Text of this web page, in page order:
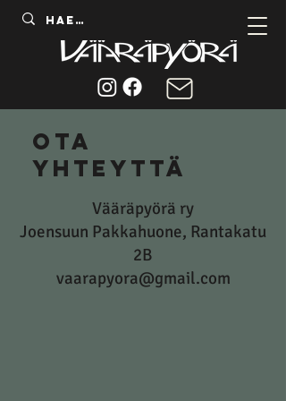
ota
yhteyttä
Vääräpyörä ry
Joensuun Pakkahuone, Rantakatu
2B
vaarapyora@gmail.com